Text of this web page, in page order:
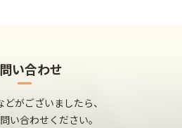
い合わせ
がございましたら、
い合わせください。